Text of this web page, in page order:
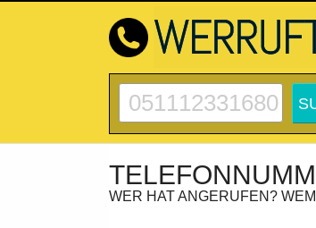
WER HAT ANGERUFEN?